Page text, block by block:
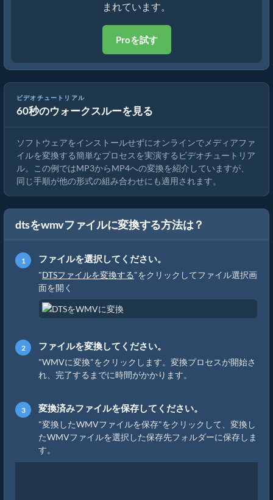
まれています。
Proを試す
ビデオチュートリアル
60秒のウォークスルーを見る
メディアファイルの変換方法
ソフトウェアをインストールせずにオンラインでメディアファ
イルを変換する簡単なプロセスを実演するビデオチュートリア
ル。この例ではMP3からMP4への変換を紹介していますが、
同じ手順が他の形式の組み合わせにも適用されます。
dtsをwmvファイルに変換する方法は？
ファイルを選択してください。
"DTSファイルを変換する"をクリックしてファイル選択画
面を開く
ファイルを変換してください。
"WMVに変換"をクリックします。変換プロセスが開始さ
れ、完了するまでに時間がかかります。
変換済みファイルを保存してください。
"変換したWMVファイルを保存"をクリックして、変換し
たWMVファイルを選択した保存先フォルダーに保存しま
す。